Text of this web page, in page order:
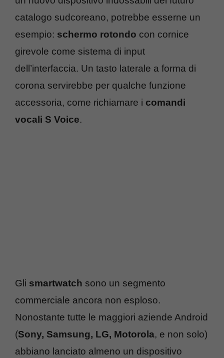
catalogo sudcoreano, potrebbe esserne un
esempio: schermo rotondo con cornice
girevole come sistema di input
dell’interfaccia. Un tasto laterale a forma di
corona servirebbe per qualche funzione
accessoria, come richiamare i comandi
vocali S Voice.
Gli smartwatch sono un segmento
commerciale ancora non esploso.
Nonostante tutte le maggiori aziende Android
(Sony, Samsung, LG, Motorola, e non solo)
abbiano lanciato almeno un dispositivo